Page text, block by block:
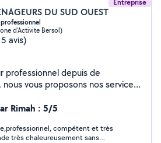
Entreprise
DU SUD OUEST
d'Activite Bersol)
avis)
professionnel depuis de
vous proposons nos services
Rimah : 5/5
compétent et très
très chaleureusement sans